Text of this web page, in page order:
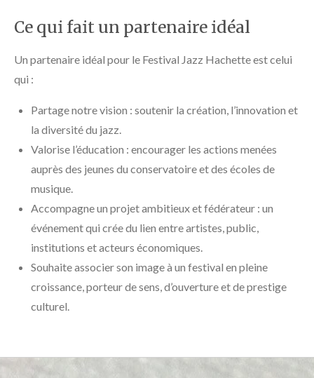
Ce qui fait un partenaire idéal
Un partenaire idéal pour le Festival Jazz Hachette est celui
qui :
Partage notre vision : soutenir la création, l’innovation et
la diversité du jazz.
Valorise l’éducation : encourager les actions menées
auprès des jeunes du conservatoire et des écoles de
musique.
Accompagne un projet ambitieux et fédérateur : un
événement qui crée du lien entre artistes, public,
institutions et acteurs économiques.
Souhaite associer son image à un festival en pleine
croissance, porteur de sens, d’ouverture et de prestige
culturel.